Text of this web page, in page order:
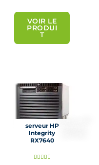
é
5
VOIR LE
PRODUI
T
serveur HP
Integrity
RX7640
    N